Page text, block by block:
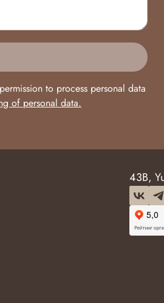
to process personal data
of personal data.
43B,